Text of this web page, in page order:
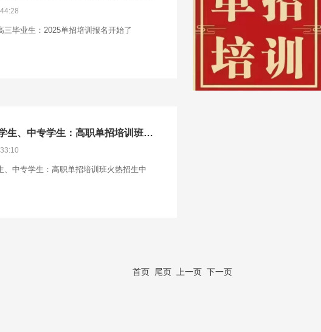
三毕业生：2025单招培训报名开始了
无极县高三学生、中专学生：高职单招培训班火热招生中
、中专学生：高职单招培训班火热招生中
首页 尾页 上一页 下一页